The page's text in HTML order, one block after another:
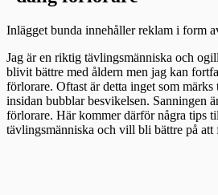
Inlägget bunda innehåller reklam i form
Jag är en riktig tävlingsmänniska och
blivit bättre med åldern men jag kan
förlorare. Oftast är detta inget som
insidan bubblar besvikelsen. Sanningen
förlorare. Här kommer därför några tips
tävlingsmänniska och vill bli bättre på att